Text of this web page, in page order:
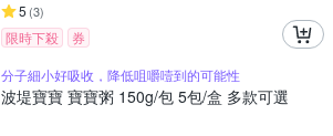
5 (3)
限時下殺
券
分子細小好吸收，降低咀嚼噎到的可能性
波堤寶寶 寶寶粥 150g/包 5包/盒 多款可選